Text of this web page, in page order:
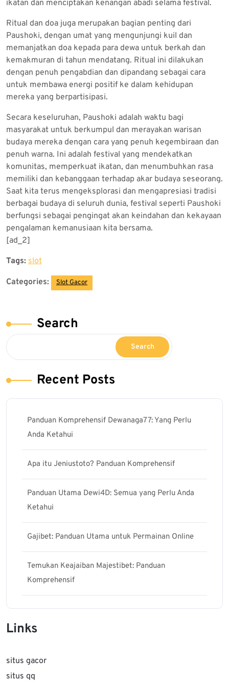
ikatan dan menciptakan kenangan abadi selama festival.
Ritual dan doa juga merupakan bagian penting dari
Paushoki, dengan umat yang mengunjungi kuil dan
memanjatkan doa kepada para dewa untuk berkah dan
kemakmuran di tahun mendatang. Ritual ini dilakukan
dengan penuh pengabdian dan dipandang sebagai cara
untuk membawa energi positif ke dalam kehidupan
mereka yang berpartisipasi.
Secara keseluruhan, Paushoki adalah waktu bagi
masyarakat untuk berkumpul dan merayakan warisan
budaya mereka dengan cara yang penuh kegembiraan dan
penuh warna. Ini adalah festival yang mendekatkan
komunitas, memperkuat ikatan, dan menumbuhkan rasa
memiliki dan kebanggaan terhadap akar budaya seseorang.
Saat kita terus mengeksplorasi dan mengapresiasi tradisi
berbagai budaya di seluruh dunia, festival seperti Paushoki
berfungsi sebagai pengingat akan keindahan dan kekayaan
pengalaman kemanusiaan kita bersama.
[ad_2]
Tags: slot
Categories: Slot Gacor
Search
Search
Recent Posts
Panduan Komprehensif Dewanaga77: Yang Perlu
Anda Ketahui
Apa itu Jeniustoto? Panduan Komprehensif
Panduan Utama Dewi4D: Semua yang Perlu Anda
Ketahui
Gajibet: Panduan Utama untuk Permainan Online
Temukan Keajaiban Majestibet: Panduan
Komprehensif
Links
situs gacor
situs qq